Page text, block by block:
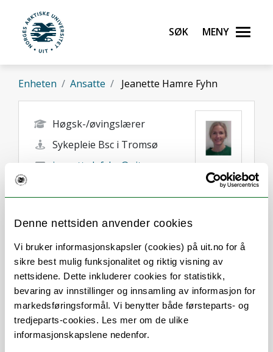
Denne nettsiden anvender cookies
Vi bruker informasjonskapsler (cookies) på uit.no for å
sikre best mulig funksjonalitet og riktig visning av
nettsidene. Dette inkluderer cookies for statistikk,
bevaring av innstillinger og innsamling av informasjon for
markedsføringsformål. Vi benytter både førsteparts- og
tredjeparts-cookies. Les mer om de ulike
informasjonskapslene nedenfor.
Gå til hovedinnhold
UiT Norges arktiske universitet
Søk Meny
Enheten Ansatte Jeanette Hamre Fyhn
Høgsk-/øvingslærer
Sykepleie Bsc i Tromsø
jeanette.h.fyhn@uit.no
Om Forskning og undervisning